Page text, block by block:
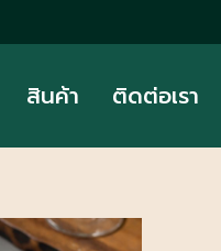
สินค้า ติดต่อเรา